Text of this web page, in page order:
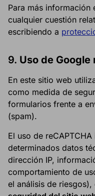
Para más información
cualquier cuestión
escribiendo a
9. Uso de Google
En este sitio web
como medida de
formularios frente a
(spam).
El uso de
determinados datos
dirección IP,
comportamiento de
el análisis de riesgos),